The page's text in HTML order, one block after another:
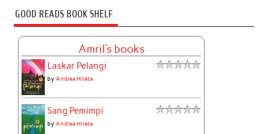
GOOD READS BOOK SHELF
Amril's books
Laskar Pelangi
byAndrea Hirata
Sang Pemimpi
byAndrea Hirata